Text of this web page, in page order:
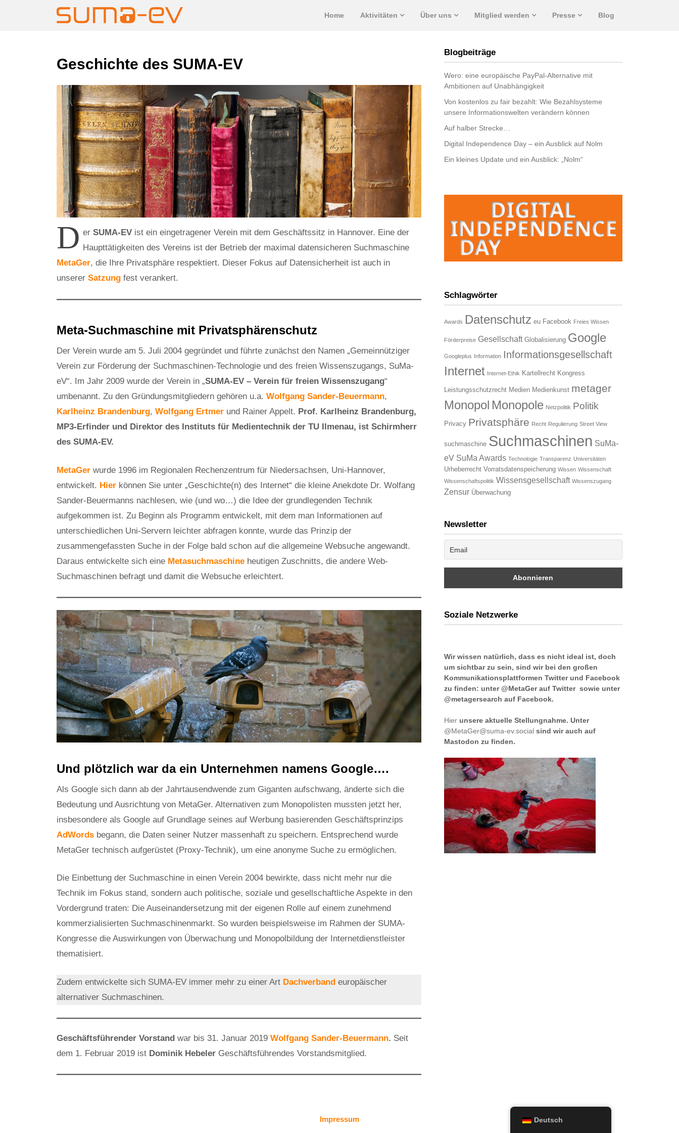
Home Aktivitäten Über uns Mitglied werden Presse Blog
to
Geschichte des SUMA-EV
D erSUMA-EV ist ein eingetragener Verein mit dem Geschäftssitz in Hannover. Eine der
Haupttätigkeiten des Vereins ist der Betrieb der maximal datensicheren Suchmaschine
MetaGer, die Ihre Privatsphäre respektiert. Dieser Fokus auf Datensicherheit ist auch in
unserer Satzung fest verankert.
Meta-Suchmaschine mit Privatsphärenschutz
Der Verein wurde am 5. Juli 2004 gegründet und führte zunächst den Namen „Gemeinnütziger
Verein zur Förderung der Suchmaschinen-Technologie und des freien Wissenszugangs, SuMa-
eV“. Im Jahr 2009 wurde der Verein in „SUMA-EV – Verein für freien Wissenszugang“
umbenannt. Zu den Gründungsmitgliedern gehören u.a. Wolfgang Sander-Beuermann,
Karlheinz Brandenburg, Wolfgang Ertmer und Rainer Appelt. Prof. Karlheinz Brandenburg,
MP3-Erfinder und Direktor des Instituts für Medientechnik der TU Ilmenau, ist Schirmherr
des SUMA-EV.
MetaGer wurde 1996 im Regionalen Rechenzentrum für Niedersachsen, Uni-Hannover,
entwickelt. Hier können Sie unter „Geschichte(n) des Internet“ die kleine Anekdote Dr. Wolfang
Sander-Beuermanns nachlesen, wie (und wo…) die Idee der grundlegenden Technik
aufgekommen ist. Zu Beginn als Programm entwickelt, mit dem man Informationen auf
unterschiedlichen Uni-Servern leichter abfragen konnte, wurde das Prinzip der
zusammengefassten Suche in der Folge bald schon auf die allgemeine Websuche angewandt.
Daraus entwickelte sich eine Metasuchmaschine heutigen Zuschnitts, die andere Web-
Suchmaschinen befragt und damit die Websuche erleichtert.
Und plötzlich war da ein Unternehmen namens Google….
Als Google sich dann ab der Jahrtausendwende zum Giganten aufschwang, änderte sich die
Bedeutung und Ausrichtung von MetaGer. Alternativen zum Monopolisten mussten jetzt her,
insbesondere als Google auf Grundlage seines auf Werbung basierenden Geschäftsprinzips
AdWords begann, die Daten seiner Nutzer massenhaft zu speichern. Entsprechend wurde
MetaGer technisch aufgerüstet (Proxy-Technik), um eine anonyme Suche zu ermöglichen.
Die Einbettung der Suchmaschine in einen Verein 2004 bewirkte, dass nicht mehr nur die
Technik im Fokus stand, sondern auch politische, soziale und gesellschaftliche Aspekte in den
Vordergrund traten: Die Auseinandersetzung mit der eigenen Rolle auf einem zunehmend
kommerzialisierten Suchmaschinenmarkt. So wurden beispielsweise im Rahmen der SUMA-
Kongresse die Auswirkungen von Überwachung und Monopolbildung der Internetdienstleister
thematisiert.
Zudem entwickelte sich SUMA-EV immer mehr zu einer Art Dachverband europäischer
alternativer Suchmaschinen.
Geschäftsführender Vorstand war bis 31. Januar 2019 Wolfgang Sander-Beuermann. Seit
dem 1. Februar 2019 ist Dominik Hebeler Geschäftsführendes Vorstandsmitglied.
Blogbeiträge
Wero: eine europäische PayPal-Alternative mit
Ambitionen auf Unabhängigkeit
Von kostenlos zu fair bezahlt: Wie Bezahlsysteme
unsere Informationswelten verändern können
Auf halber Strecke…
Digital Independence Day – ein Ausblick auf Nolm
Ein kleines Update und ein Ausblick: „Nolm“
Schlagwörter
Awards Datenschutz eu Facebook Freies Wissen
Förderpreise Gesellschaft Globalisierung Google
Googleplus Information Informationsgesellschaft
Internet Internet-Ethik Kartellrecht Kongress
Leistungsschutzrecht Medien Medienkunst metager
Monopol Monopole Netzpolitik Politik
Privacy Privatsphäre Recht Regulierung Street View
suchmaschine Suchmaschinen SuMa-
eV SuMa Awards Technologie Transparenz Universitäten
Urheberrecht Vorratsdatenspeicherung Wissen Wissenschaft
Wissenschaftspolitik Wissensgesellschaft Wissenszugang
Zensur Überwachung
Newsletter
Soziale Netzwerke
Wir wissen natürlich, dass es nicht ideal ist, doch
um sichtbar zu sein, sind wir bei den großen
Kommunikationsplattformen Twitter und Facebook
zu finden: unter @MetaGer auf Twitter sowie unter
@metagersearch auf Facebook.
Hierunsere aktuelle Stellungnahme. Unter
@MetaGer@suma-ev.socialsind wir auch auf
Mastodon zu finden.
Impressum Deutsch